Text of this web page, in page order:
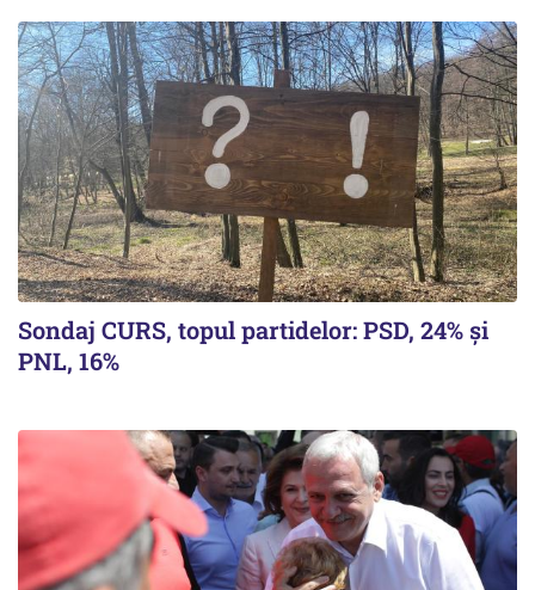
Sondaj CURS, topul partidelor: PSD, 24% şi
PNL, 16%